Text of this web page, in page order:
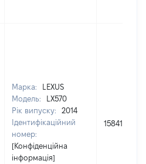
Марка:
LEXUS
Модель:
LX570
Рік випуску:
2014
Ідентифікаційний
номер:
[Конфіденційна
інформація]
1584126